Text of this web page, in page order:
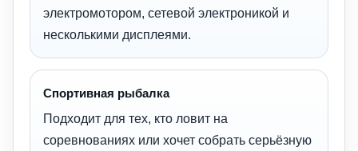
электромотором, сетевой электроникой и
несколькими дисплеями.
Спортивная рыбалка
Подходит для тех, кто ловит на
соревнованиях или хочет собрать серьёзную